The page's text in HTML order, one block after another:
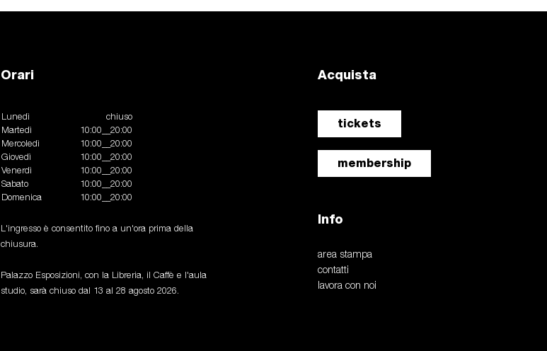
Orari
Lunedì
chiuso
Martedì
10:00__20:00
Mercoledì
10:00__20:00
Giovedì
10:00__20:00
Venerdì
10:00__20:00
Sabato
10:00__20:00
Domenica
10:00__20:00
L'ingresso è consentito fino a un'ora prima della
chiusura.
Palazzo Esposizioni, con la Libreria, il Caffè e l'aula
studio, sarà chiuso dal 13 al 28 agosto 2026.
Acquista
tickets
membership
Info
area stampa
contatti
lavora con noi